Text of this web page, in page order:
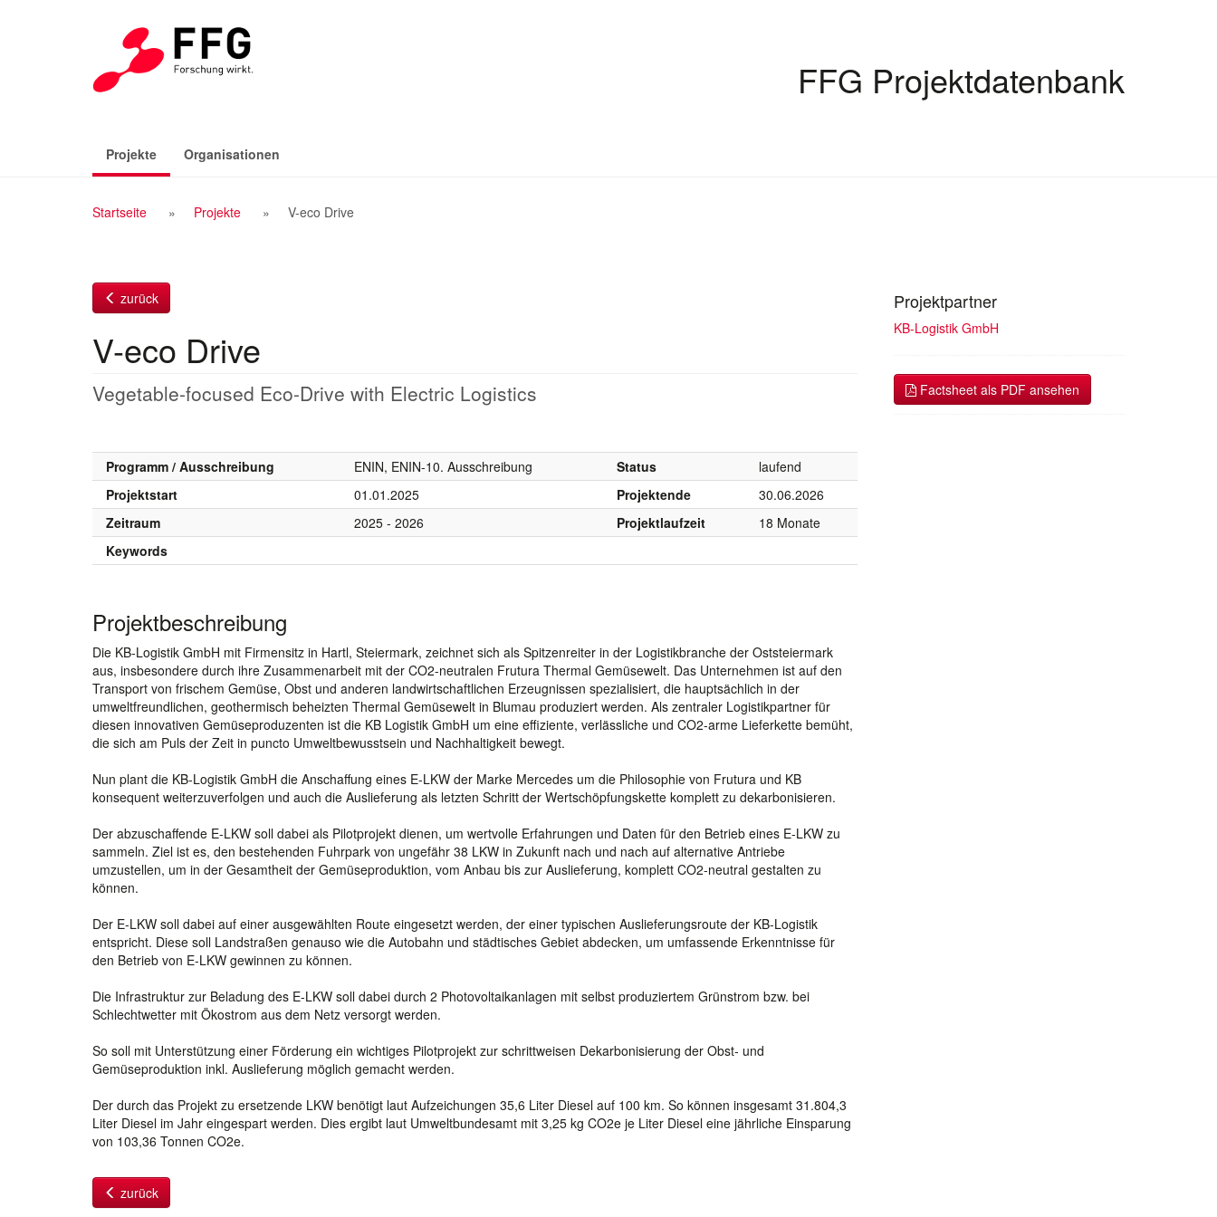
FFG Projektdatenbank
Projekte(aktiv)Organisationen
Breadcrumb
Startseite Projekte V-eco Drive
zurück
V-eco Drive
Vegetable-focused Eco-Drive with Electric Logistics
Programm / Ausschreibung ENIN, ENIN-10. Ausschreibung Status
laufend
Projektstart
01.01.2025 Projektende
30.06.2026
Zeitraum
2025 - 2026 Projektlaufzeit
18 Monate
Keywords
Projektbeschreibung
Die KB-Logistik GmbH mit Firmensitz in Hartl, Steiermark, zeichnet sich als Spitzenreiter in der Logistikbranche der Oststeiermark
aus, insbesondere durch ihre Zusammenarbeit mit der CO2-neutralen Frutura Thermal Gemüsewelt. Das Unternehmen ist auf den
Transport von frischem Gemüse, Obst und anderen landwirtschaftlichen Erzeugnissen spezialisiert, die hauptsächlich in der
umweltfreundlichen, geothermisch beheizten Thermal Gemüsewelt in Blumau produziert werden. Als zentraler Logistikpartner für
diesen innovativen Gemüseproduzenten ist die KB Logistik GmbH um eine effiziente, verlässliche und CO2-arme Lieferkette bemüht,
die sich am Puls der Zeit in puncto Umweltbewusstsein und Nachhaltigkeit bewegt.
Nun plant die KB-Logistik GmbH die Anschaffung eines E-LKW der Marke Mercedes um die Philosophie von Frutura und KB
konsequent weiterzuverfolgen und auch die Auslieferung als letzten Schritt der Wertschöpfungskette komplett zu dekarbonisieren.
Der abzuschaffende E-LKW soll dabei als Pilotprojekt dienen, um wertvolle Erfahrungen und Daten für den Betrieb eines E-LKW zu
sammeln. Ziel ist es, den bestehenden Fuhrpark von ungefähr 38 LKW in Zukunft nach und nach auf alternative Antriebe
umzustellen, um in der Gesamtheit der Gemüseproduktion, vom Anbau bis zur Auslieferung, komplett CO2-neutral gestalten zu
können.
Der E-LKW soll dabei auf einer ausgewählten Route eingesetzt werden, der einer typischen Auslieferungsroute der KB-Logistik
entspricht. Diese soll Landstraßen genauso wie die Autobahn und städtisches Gebiet abdecken, um umfassende Erkenntnisse für
den Betrieb von E-LKW gewinnen zu können.
Die Infrastruktur zur Beladung des E-LKW soll dabei durch 2 Photovoltaikanlagen mit selbst produziertem Grünstrom bzw. bei
Schlechtwetter mit Ökostrom aus dem Netz versorgt werden.
So soll mit Unterstützung einer Förderung ein wichtiges Pilotprojekt zur schrittweisen Dekarbonisierung der Obst- und
Gemüseproduktion inkl. Auslieferung möglich gemacht werden.
Der durch das Projekt zu ersetzende LKW benötigt laut Aufzeichungen 35,6 Liter Diesel auf 100 km. So können insgesamt 31.804,3
Liter Diesel im Jahr eingespart werden. Dies ergibt laut Umweltbundesamt mit 3,25 kg CO2e je Liter Diesel eine jährliche Einsparung
von 103,36 Tonnen CO2e.
zurück
Projektpartner
KB-Logistik GmbH
Factsheet als PDF ansehen